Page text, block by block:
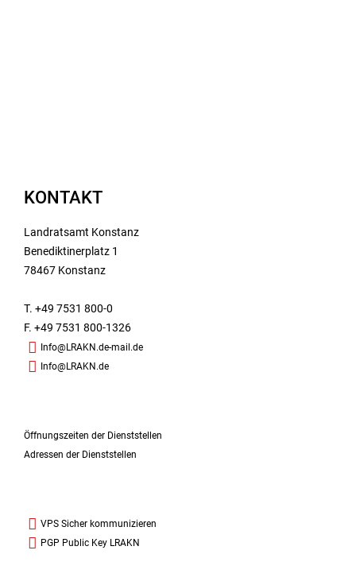
KONTAKT
Landratsamt Konstanz
Benediktinerplatz 1
78467 Konstanz
T. +49 7531 800-0
F. +49 7531 800-1326
Info@LRAKN.de-mail.de
Info@LRAKN.de
Öffnungszeiten der Dienststellen
Adressen der Dienststellen
VPS Sicher kommunizieren
PGP Public Key LRAKN